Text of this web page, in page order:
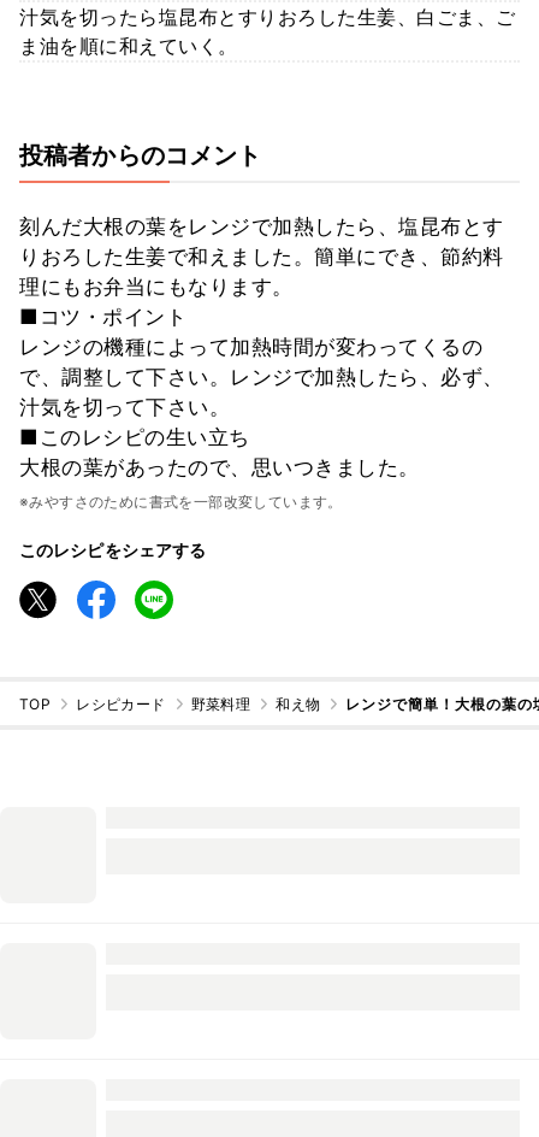
汁気を切ったら塩昆布とすりおろした生姜、白ごま、ご
ま油を順に和えていく。
投稿者からのコメント
刻んだ大根の葉をレンジで加熱したら、塩昆布とす
りおろした生姜で和えました。簡単にでき、節約料
理にもお弁当にもなります。
■コツ・ポイント
レンジの機種によって加熱時間が変わってくるの
で、調整して下さい。レンジで加熱したら、必ず、
汁気を切って下さい。
■このレシピの生い立ち
大根の葉があったので、思いつきました。
※みやすさのために書式を一部改変しています。
このレシピをシェアする
TOP レシピカード 野菜料理 和え物 レンジで簡単！大根の葉の